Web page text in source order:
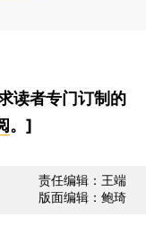
读者专门订制的
。]
责任编辑：王端
版面编辑：鲍琦